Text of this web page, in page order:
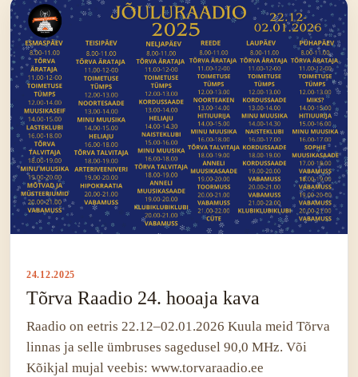
24.12.2025
Tõrva Raadio 24. hooaja kava
Raadio on eetris 22.12–02.01.2026 Kuula meid Tõrva
linnas ja selle ümbruses sagedusel 90,0 MHz. Või
Kõikjal mujal veebis: www.torvaraadio.ee